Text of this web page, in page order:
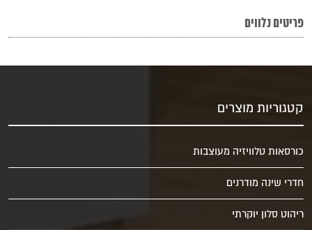
פריטים נלווים
קטגוריות מוצרים
כורסאות טלוויזיה מעוצבות
חדרי שינה מודרנים
ריהוט סלון יוקרתי